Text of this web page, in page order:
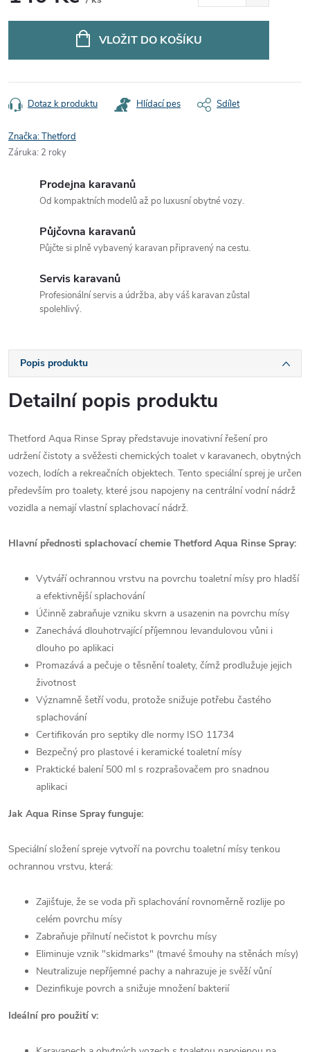
VLOŽIT DO KOŠÍKU
Dotaz k produktu Hlídací pes Sdílet
Značka:Thetford
Záruka: 2 roky
Prodejna karavanů
Od kompaktních modelů až po luxusní obytné vozy.
Půjčovna karavanů
Půjčte si plně vybavený karavan připravený na cestu.
Servis karavanů
Profesionální servis a údržba, aby váš karavan zůstal
spolehlivý.
Popis produktu
Detailní popis produktu
Thetford Aqua Rinse Spray představuje inovativní řešení pro
udržení čistoty a svěžesti chemických toalet v karavanech, obytných
vozech, lodích a rekreačních objektech. Tento speciální sprej je určen
především pro toalety, které jsou napojeny na centrální vodní nádrž
vozidla a nemají vlastní splachovací nádrž.
Hlavní přednosti splachovací chemie Thetford Aqua Rinse Spray:
Vytváří ochrannou vrstvu na povrchu toaletní mísy pro hladší
a efektivnější splachování
Účinně zabraňuje vzniku skvrn a usazenin na povrchu mísy
Zanechává dlouhotrvající příjemnou levandulovou vůni i
dlouho po aplikaci
Promazává a pečuje o těsnění toalety, čímž prodlužuje jejich
životnost
Významně šetří vodu, protože snižuje potřebu častého
splachování
Certifikován pro septiky dle normy ISO 11734
Bezpečný pro plastové i keramické toaletní mísy
Praktické balení 500 ml s rozprašovačem pro snadnou
aplikaci
Jak Aqua Rinse Spray funguje:
Speciální složení spreje vytvoří na povrchu toaletní mísy tenkou
ochrannou vrstvu, která:
Zajišťuje, že se voda při splachování rovnoměrně rozlije po
celém povrchu mísy
Zabraňuje přilnutí nečistot k povrchu mísy
Eliminuje vznik "skidmarks" (tmavé šmouhy na stěnách mísy)
Neutralizuje nepříjemné pachy a nahrazuje je svěží vůní
Dezinfikuje povrch a snižuje množení bakterií
Ideální pro použití v: